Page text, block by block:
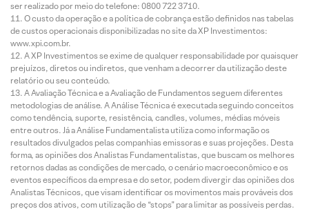
ser realizado por meio do telefone: 0800 722 3710.
O custo da operação e a política de cobrança estão definidos nas tabelas
de custos operacionais disponibilizadas no site da XP Investimentos:
www.xpi.com.br.
A XP Investimentos se exime de qualquer responsabilidade por quaisquer
prejuízos, diretos ou indiretos, que venham a decorrer da utilização deste
relatório ou seu conteúdo.
A Avaliação Técnica e a Avaliação de Fundamentos seguem diferentes
metodologias de análise. A Análise Técnica é executada seguindo conceitos
como tendência, suporte, resistência, candles, volumes, médias móveis
entre outros. Já a Análise Fundamentalista utiliza como informação os
resultados divulgados pelas companhias emissoras e suas projeções. Desta
forma, as opiniões dos Analistas Fundamentalistas, que buscam os melhores
retornos dadas as condições de mercado, o cenário macroeconômico e os
eventos específicos da empresa e do setor, podem divergir das opiniões dos
Analistas Técnicos, que visam identificar os movimentos mais prováveis dos
preços dos ativos, com utilização de “stops” para limitar as possíveis perdas.